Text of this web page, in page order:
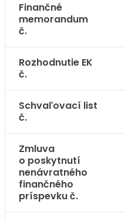
Finančné
memorandum
č.
Rozhodnutie EK
č.
Schvaľovací list
č.
Zmluva
o poskytnutí
nenávratného
finančného
príspevku č.